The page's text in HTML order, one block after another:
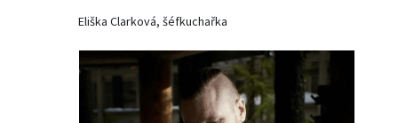
Eliška Clarková, šéfkuchařka